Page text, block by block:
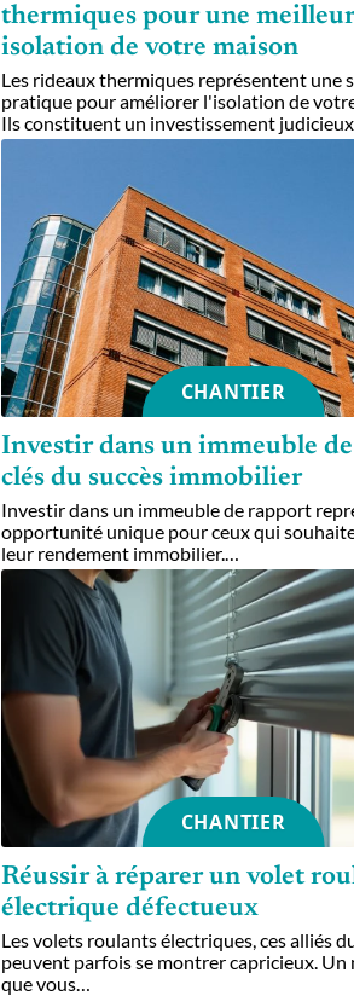
thermiques pour une
isolation de votre maison
Les rideaux thermiques représentent une
pratique pour améliorer l'isolation de
Ils constituent un investissement judicieux
CHANTIER
Investir dans un immeuble
clés du succès immobilier
Investir dans un immeuble de rapport
opportunité unique pour ceux qui
leur rendement immobilier.…
CHANTIER
Réussir à réparer un volet
électrique défectueux
Les volets roulants électriques, ces alliés
peuvent parfois se montrer capricieux. Un
que vous…